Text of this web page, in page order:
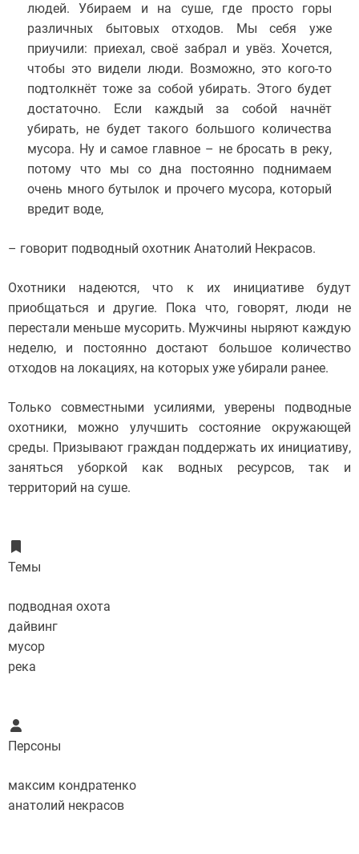
людей. Убираем и на суше, где просто горы
различных бытовых отходов. Мы себя уже
приучили: приехал, своё забрал и увёз. Хочется,
чтобы это видели люди. Возможно, это кого-то
подтолкнёт тоже за собой убирать. Этого будет
достаточно. Если каждый за собой начнёт
убирать, не будет такого большого количества
мусора. Ну и самое главное – не бросать в реку,
потому что мы со дна постоянно поднимаем
очень много бутылок и прочего мусора, который
вредит воде,
– говорит подводный охотник Анатолий Некрасов.
Охотники надеются, что к их инициативе будут
приобщаться и другие. Пока что, говорят, люди не
перестали меньше мусорить. Мужчины ныряют каждую
неделю, и постоянно достают большое количество
отходов на локациях, на которых уже убирали ранее.
Только совместными усилиями, уверены подводные
охотники, можно улучшить состояние окружающей
среды. Призывают граждан поддержать их инициативу,
заняться уборкой как водных ресурсов, так и
территорий на суше.
Темы
подводная охота
дайвинг
мусор
река
Персоны
максим кондратенко
анатолий некрасов